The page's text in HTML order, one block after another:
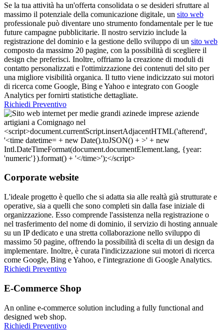
Se la tua attività ha un'offerta consolidata o se desideri sfruttare al
massimo il potenziale della comunicazione digitale, un sito web
professionale può diventare uno strumento fondamentale per le tue
future campagne pubblicitarie. Il nostro servizio include la
registrazione del dominio e la gestione dello sviluppo di un sito web
composto da massimo 20 pagine, con la possibilità di scegliere il
design che preferisci. Inoltre, offriamo la creazione di moduli di
contatto personalizzati e l'ottimizzazione dei contenuti del sito per
una migliore visibilità organica. Il tutto viene indicizzato sui motori
di ricerca come Google, Bing e Yahoo e integrato con Google
Analytics per fornirti statistiche dettagliate.
Richiedi Preventivo
Corporate website
L'ideale progetto è quello che si adatta sia alle realtà già strutturate e
operative, sia a quelli che sono completi sin dalla fase iniziale di
organizzazione. Esso comprende l'assistenza nella registrazione o
nel trasferimento del nome di dominio, il servizio di hosting annuale
su un IP dedicato e una stretta collaborazione nello sviluppo di
massimo 50 pagine, offrendo la possibilità di scelta di un design da
implementare. Inoltre, è curata l'indicizzazione sui motori di ricerca
come Google, Bing e Yahoo, e l'integrazione di Google Analytics.
Richiedi Preventivo
E-Commerce Shop
An online e-commerce solution including a fully functional and
designed web shop.
Richiedi Preventivo